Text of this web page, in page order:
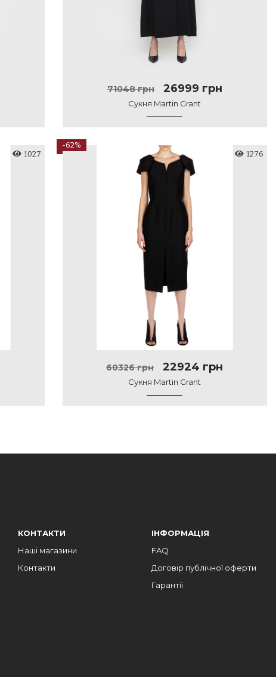
71048 грн 26999 грн
Сукня Martin Grant
1027
-62%
60326 грн 22924 грн
Сукня Martin Grant
1276
КОНТАКТИ
Наші магазини
Контакти
ІНФОРМАЦІЯ
FAQ
Договір публічної оферти
Гарантії